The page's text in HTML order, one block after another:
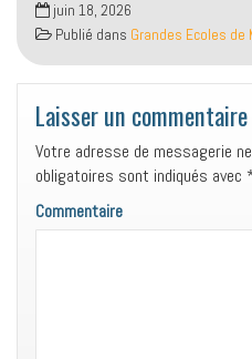
juin 18, 2026
Publié dans Grandes Ecoles de
Laisser un commentaire
Votre adresse de messagerie
obligatoires sont indiqués avec
Commentaire